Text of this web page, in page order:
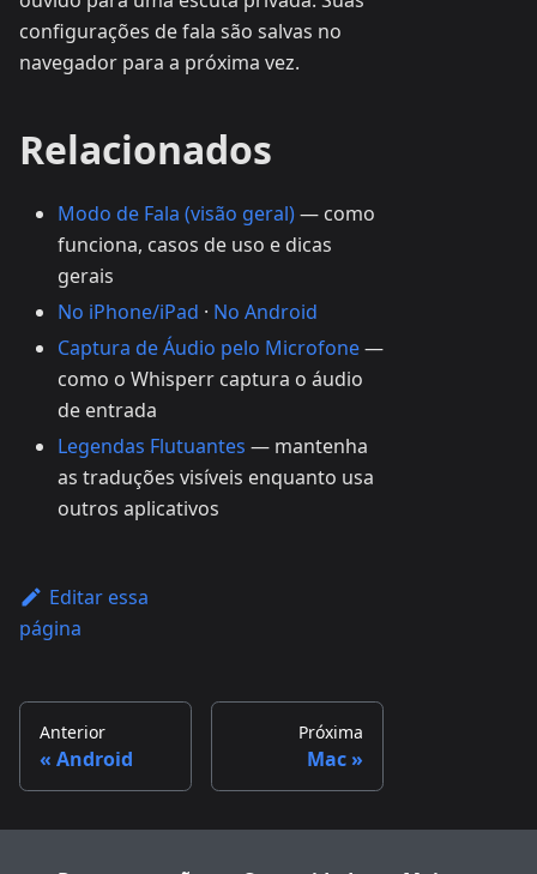
configurações de fala são salvas no
navegador para a próxima vez.
Relacionados
Modo de Fala (visão geral)— como
funciona, casos de uso e dicas
gerais
No iPhone/iPad · No Android
Captura de Áudio pelo Microfone—
como o Whisperr captura o áudio
de entrada
Legendas Flutuantes — mantenha
as traduções visíveis enquanto usa
outros aplicativos
Editar essa
página
Anterior
Android
Próxima
Mac